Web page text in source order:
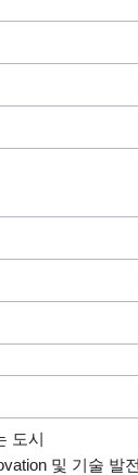
도시
및 기술 발